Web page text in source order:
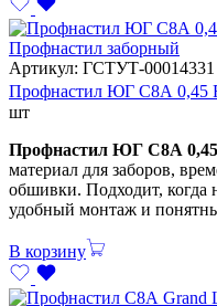
Профнастил заборный
Артикул: ГСТУТ-00014331
Профнастил ЮГ С8А 0,45
шт
Профнастил ЮГ С8А 0,45
материал для заборов,
обшивки. Подходит,
удобный монтаж и
В корзину